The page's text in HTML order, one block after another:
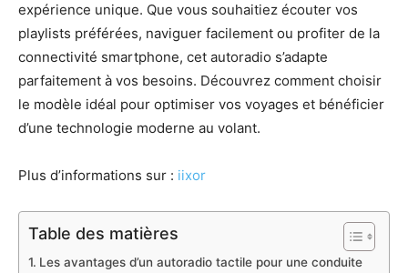
expérience unique. Que vous souhaitiez écouter vos
playlists préférées, naviguer facilement ou profiter de la
connectivité smartphone, cet autoradio s’adapte
parfaitement à vos besoins. Découvrez comment choisir
le modèle idéal pour optimiser vos voyages et bénéficier
d’une technologie moderne au volant.
Plus d’informations sur : iixor
Table des matières
Les avantages d’un autoradio tactile pour une conduite